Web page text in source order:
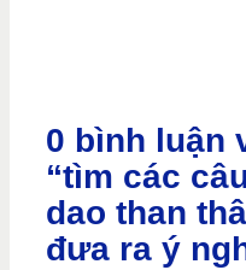
0 bình luận
“tìm các
dao than
đưa ra ý